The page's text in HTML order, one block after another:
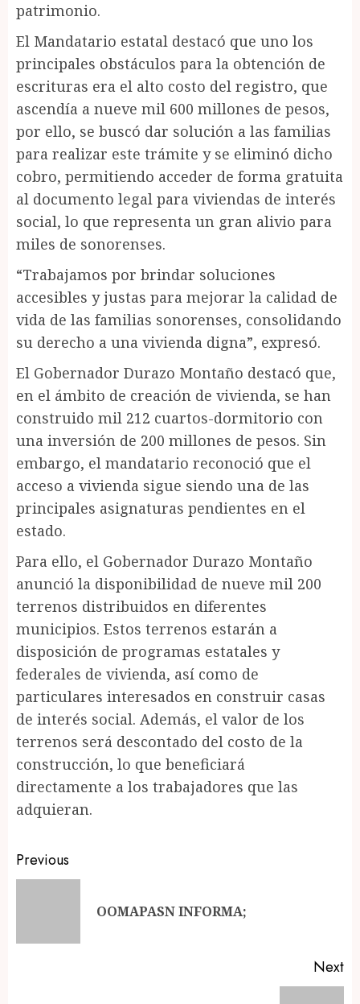
patrimonio.
El Mandatario estatal destacó que uno los
principales obstáculos para la obtención de
escrituras era el alto costo del registro, que
ascendía a nueve mil 600 millones de pesos,
por ello, se buscó dar solución a las familias
para realizar este trámite y se eliminó dicho
cobro, permitiendo acceder de forma gratuita
al documento legal para viviendas de interés
social, lo que representa un gran alivio para
miles de sonorenses.
“Trabajamos por brindar soluciones
accesibles y justas para mejorar la calidad de
vida de las familias sonorenses, consolidando
su derecho a una vivienda digna”, expresó.
El Gobernador Durazo Montaño destacó que,
en el ámbito de creación de vivienda, se han
construido mil 212 cuartos-dormitorio con
una inversión de 200 millones de pesos. Sin
embargo, el mandatario reconoció que el
acceso a vivienda sigue siendo una de las
principales asignaturas pendientes en el
estado.
Para ello, el Gobernador Durazo Montaño
anunció la disponibilidad de nueve mil 200
terrenos distribuidos en diferentes
municipios. Estos terrenos estarán a
disposición de programas estatales y
federales de vivienda, así como de
particulares interesados en construir casas
de interés social. Además, el valor de los
terrenos será descontado del costo de la
construcción, lo que beneficiará
directamente a los trabajadores que las
adquieran.
Post
Previous
OOMAPASN INFORMA;
Next